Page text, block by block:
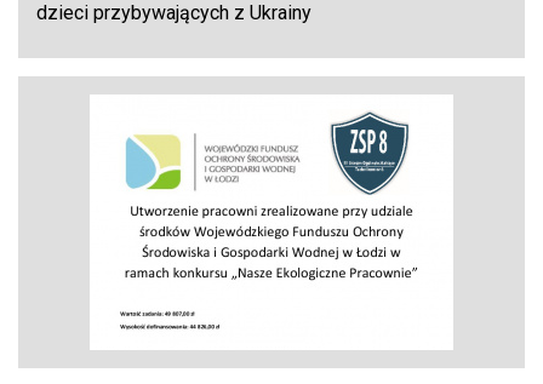
dzieci przybywających z Ukrainy